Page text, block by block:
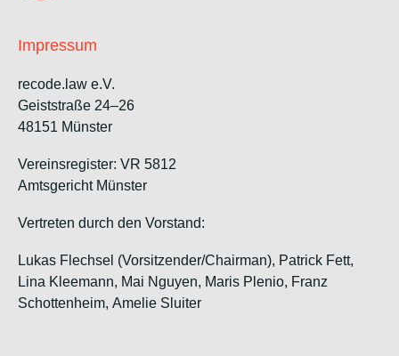
Impressum
recode.law e.V.
Geiststraße 24–26
48151 Münster
Vereinsregister: VR 5812
Amtsgericht Münster
Vertreten durch den Vorstand:
Lukas Flechsel (Vorsitzender/Chairman), Patrick Fett,
Lina Kleemann, Mai Nguyen, Maris Plenio, Franz
Schottenheim, Amelie Sluiter